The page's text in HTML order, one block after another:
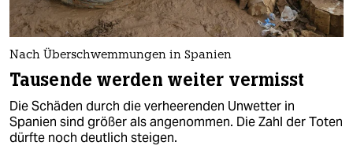
Nach Überschwemmungen in Spanien
Tausende werden weiter vermisst
Die Schäden durch die verheerenden Unwetter in
Spanien sind größer als angenommen. Die Zahl der Toten
dürfte noch deutlich steigen.